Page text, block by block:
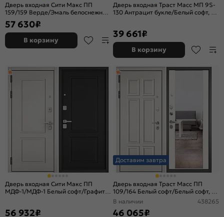
Дверь входная Сити Макс ПП
159/159 Верде/Эмаль белоснежная,
2 замка, с ночной задвижкой
57 630₽
В корзину
Дверь входная Траст Масс МП 9S-
130 Антрацит букле/Белый софт, 2
39 661₽
В корзину
Дверь входная Сити Макс ПП
МДФ-1/МДФ-1 Белый софт/Графит
56 932₽
Доставим завтра
Дверь входная Траст Масс ПП
109/164 Белый софт/Белый софт, с
зеркалом, 2 замка, с ночной
В наличии 438265
46 065₽